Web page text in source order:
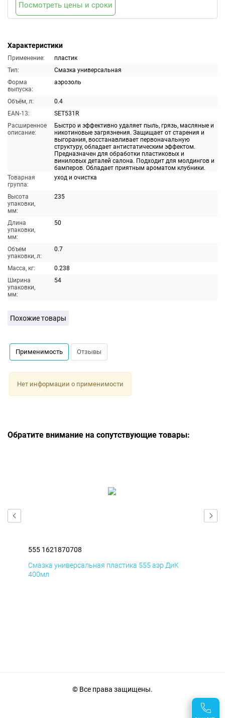
Характеристики
Применение:
пластик
Тип:
Смазка универсальная
Форма
выпуска:
аэрозоль
Объём, л:
0.4
EAN-13:
SET531R
Расширенное
описание:
Быстро и эффективно удаляет пыль, грязь, масляные и
никотиновые загрязнения. Защищает от старения и
выгорания, восстанавливает первоначальную
структуру, обладает антистатическим эффектом.
Предназначен для обработки пластиковых и
виниловых деталей салона. Подходит для молдингов и
бамперов. Обладает приятным ароматом клубники.
Товарная
группа:
уход и очистка
Высота
упаковки,
мм:
235
Длина
упаковки,
мм:
50
Объем
упаковки, л:
0.7
Масса, кг:
0.238
Ширина
упаковки,
мм:
54
Посмотреть цены и сроки
Похожие товары
Применимость Отзывы
Нет информации о применимости
Обратите внимание на сопутствующие товары:
555 1621870708
Смазка универсальная пластика 555 аэр ДиК
400мл
© Все права защищены.